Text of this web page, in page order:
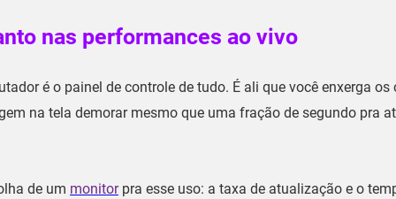
nas performances ao vivo
é o painel de controle de tudo. É ali que você enxerga os
na tela demorar mesmo que uma fração de segundo pra
de um monitorpra esse uso: a taxa de atualização e o